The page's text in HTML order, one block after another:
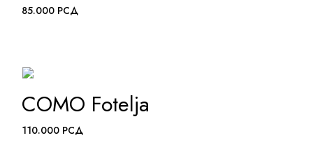
85.000 РСД
COMO Fotelja
110.000 РСД